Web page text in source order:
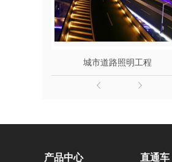
城市道路照明工程
产品中心 直通车